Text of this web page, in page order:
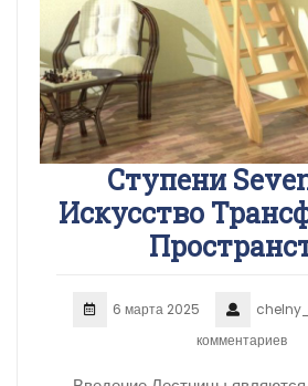
Ступени
Искусство
6 марта 2025
комментариев